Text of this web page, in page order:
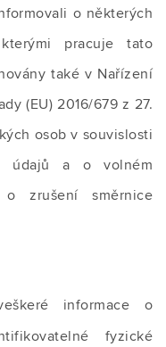
o některých
pracuje tato
také v Nařízení
(EU) 2016/679 z 27.
osob v souvislosti
údajů a o volném
zrušení směrnice
informace o
fyzické